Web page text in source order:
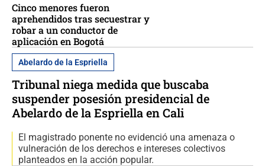
Cinco menores fueron
aprehendidos tras secuestrar y
robar a un conductor de
aplicación en Bogotá
Abelardo de la Espriella
Tribunal niega medida que buscaba
suspender posesión presidencial de
Abelardo de la Espriella en Cali
El magistrado ponente no evidenció una amenaza o
vulneración de los derechos e intereses colectivos
planteados en la acción popular.